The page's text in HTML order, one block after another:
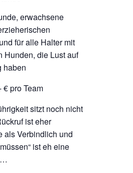
erwachsene
für alle Halter mit
Hunden, die Lust auf
haben
€ pro Team
sitzt noch nicht
ist eher
als Verbindlich und
ist eh eine